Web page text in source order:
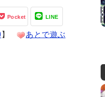
Pocket LINE
】 あとで遊ぶ